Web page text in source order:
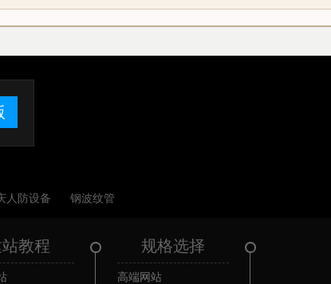
人防设备 钢波纹管
教程 规格选择
高端网站